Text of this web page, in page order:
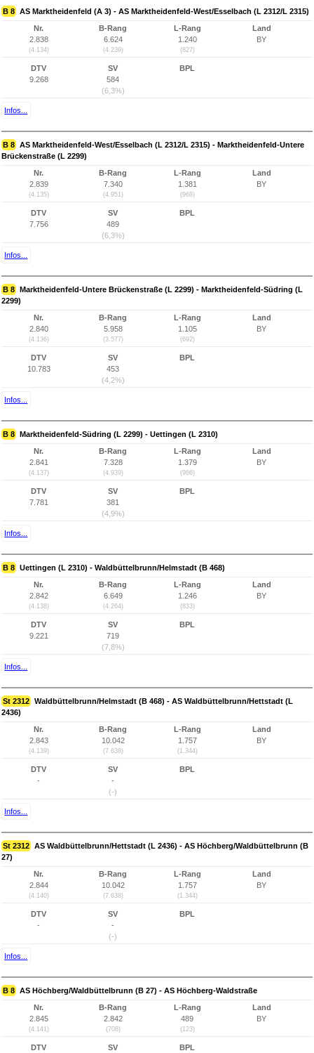
B 8 AS Marktheidenfeld (A 3) - AS Marktheidenfeld-West/Esselbach (L 2312/L 2315)
Nr.
2.838
(4.134)
B-Rang
6.624
(4.239)
L-Rang
1.240
(827)
Land
BY
DTV
9.268
SV
584
(6,3%)
BPL
Infos...
B 8 AS Marktheidenfeld-West/Esselbach (L 2312/L 2315) - Marktheidenfeld-Untere
Brückenstraße (L 2299)
Nr.
2.839
(4.135)
B-Rang
7.340
(4.951)
L-Rang
1.381
(968)
Land
BY
DTV
7.756
SV
489
(6,3%)
BPL
Infos...
B 8 Marktheidenfeld-Untere Brückenstraße (L 2299) - Marktheidenfeld-Südring (L
2299)
Nr.
2.840
(4.136)
B-Rang
5.958
(3.577)
L-Rang
1.105
(692)
Land
BY
DTV
10.783
SV
453
(4,2%)
BPL
Infos...
B 8 Marktheidenfeld-Südring (L 2299) - Uettingen (L 2310)
Nr.
2.841
(4.137)
B-Rang
7.328
(4.939)
L-Rang
1.379
(966)
Land
BY
DTV
7.781
SV
381
(4,9%)
BPL
Infos...
B 8 Uettingen (L 2310) - Waldbüttelbrunn/Helmstadt (B 468)
Nr.
2.842
(4.138)
B-Rang
6.649
(4.264)
L-Rang
1.246
(833)
Land
BY
DTV
9.221
SV
719
(7,8%)
BPL
Infos...
St 2312 Waldbüttelbrunn/Helmstadt (B 468) - AS Waldbüttelbrunn/Hettstadt (L
2436)
Nr.
2.843
(4.139)
B-Rang
10.042
(7.638)
L-Rang
1.757
(1.344)
Land
BY
DTV
-
SV
-
(-)
BPL
Infos...
St 2312 AS Waldbüttelbrunn/Hettstadt (L 2436) - AS Höchberg/Waldbüttelbrunn (B
27)
Nr.
2.844
(4.140)
B-Rang
10.042
(7.638)
L-Rang
1.757
(1.344)
Land
BY
DTV
-
SV
-
(-)
BPL
Infos...
B 8 AS Höchberg/Waldbüttelbrunn (B 27) - AS Höchberg-Waldstraße
Nr.
2.845
(4.141)
B-Rang
2.842
(708)
L-Rang
489
(123)
Land
BY
DTV
SV
BPL